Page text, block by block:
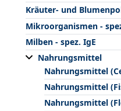
Kräuter- und
Mikroorganismen -
Milben - spez. IgE
Nahrungsmittel
Nahrungsmittel
Nahrungsmittel
Nahrungsmittel